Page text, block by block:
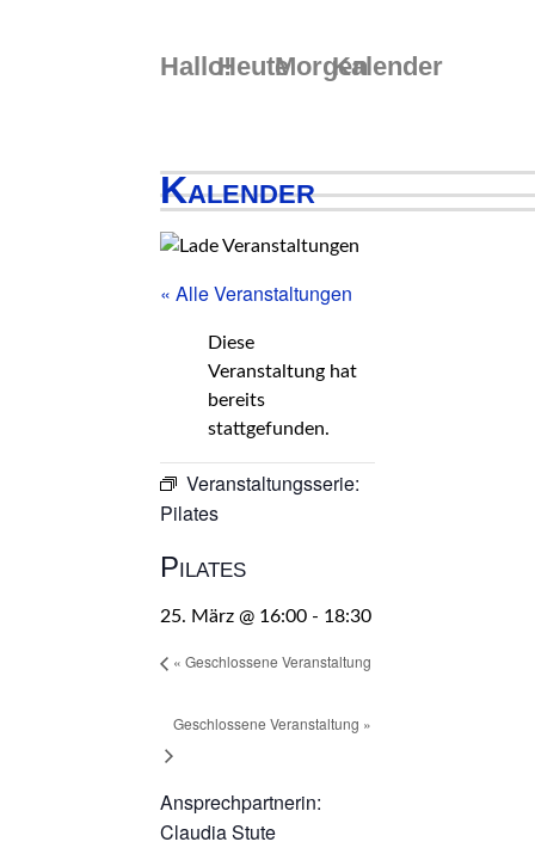
content
Hallo!HeuteMorgenKalender
Kalender
« Alle Veranstaltungen
Diese
Veranstaltung hat
bereits
stattgefunden.
Veranstaltungsserie:
Pilates
Pilates
25. März @ 16:00 - 18:30
« Geschlossene Veranstaltung
Geschlossene Veranstaltung »
Ansprechpartnerin:
Claudia Stute